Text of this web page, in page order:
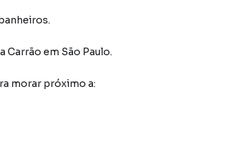
Carrão em São Paulo.
morar próximo a: